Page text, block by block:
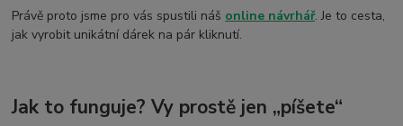
Právě proto jsme pro vás spustili náš online návrhář. Je to cesta,
jak vyrobit unikátní dárek na pár kliknutí.
Jak to funguje? Vy prostě jen „píšete“